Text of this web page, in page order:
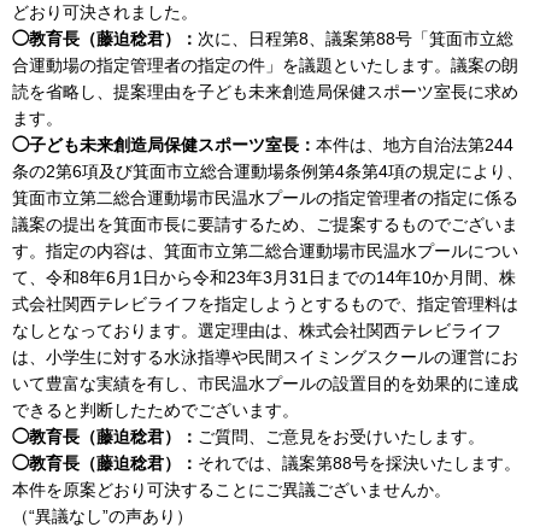
どおり可決されました。
◯教育長（藤迫稔君）： 次に、日程第8、議案第88号「箕面市立総
合運動場の指定管理者の指定の件」を議題といたします。議案の朗
読を省略し、提案理由を子ども未来創造局保健スポーツ室長に求め
ます。
◯子ども未来創造局保健スポーツ室長： 本件は、地方自治法第244
条の2第6項及び箕面市立総合運動場条例第4条第4項の規定により、
箕面市立第二総合運動場市民温水プールの指定管理者の指定に係る
議案の提出を箕面市長に要請するため、ご提案するものでございま
す。指定の内容は、箕面市立第二総合運動場市民温水プールについ
て、令和8年6月1日から令和23年3月31日までの14年10か月間、株
式会社関西テレビライフを指定しようとするもので、指定管理料は
なしとなっております。選定理由は、株式会社関西テレビライフ
は、小学生に対する水泳指導や民間スイミングスクールの運営にお
いて豊富な実績を有し、市民温水プールの設置目的を効果的に達成
できると判断したためでございます。
◯教育長（藤迫稔君）： ご質問、ご意見をお受けいたします。
◯教育長（藤迫稔君）： それでは、議案第88号を採決いたします。
本件を原案どおり可決することにご異議ございませんか。
（“異議なし”の声あり）